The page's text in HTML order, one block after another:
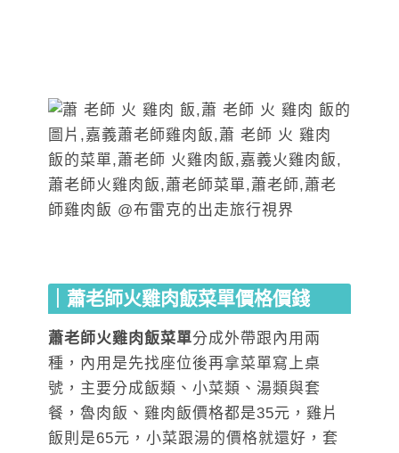
｜蕭老師火雞肉飯菜單價格價錢
蕭老師火雞肉飯菜單分成外帶跟內用兩
種，內用是先找座位後再拿菜單寫上桌
號，主要分成飯類、小菜類、湯類與套
餐，魯肉飯、雞肉飯價格都是35元，雞片
飯則是65元，小菜跟湯的價格就還好，套